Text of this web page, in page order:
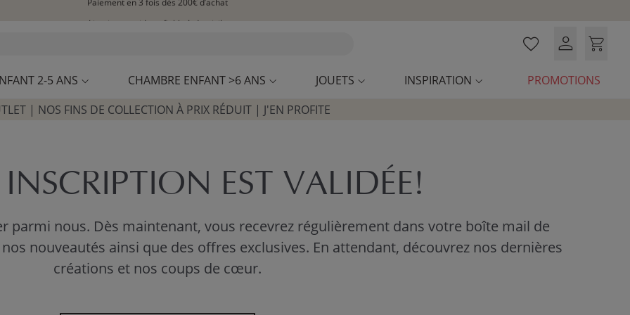
2-5 ANS CHAMBRE ENFANT >6 ANS JOUETS INSPIRATION
PROMOTIONS
| NOS FINS DE COLLECTION À PRIX RÉDUIT | J'EN PROFITE
EST VALIDÉE!
parmi nous. Dès maintenant, vous recevrez régulièrement dans votre boîte mail de
nouveautés ainsi que des offres exclusives. En attendant, découvrez nos dernières
créations et nos coups de cœur.